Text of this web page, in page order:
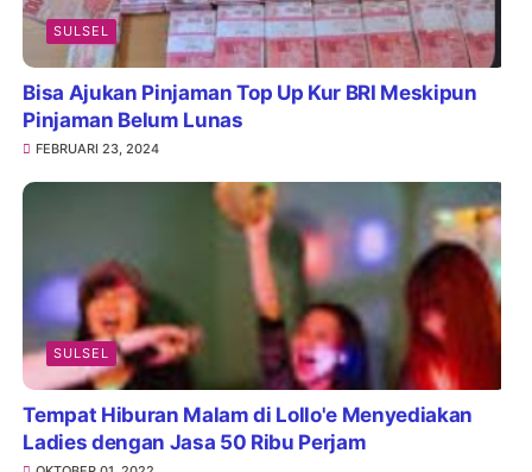
SULSEL
Bisa Ajukan Pinjaman Top Up Kur BRI Meskipun
Pinjaman Belum Lunas
FEBRUARI 23, 2024
SULSEL
Tempat Hiburan Malam di Lollo'e Menyediakan
Ladies dengan Jasa 50 Ribu Perjam